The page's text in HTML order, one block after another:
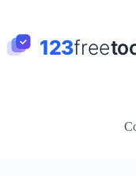
contenu